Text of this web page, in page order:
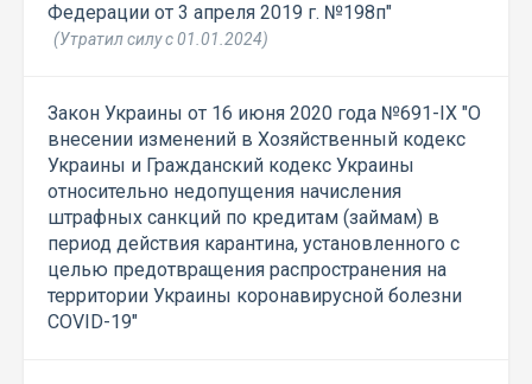
Федерации от 3 апреля 2019 г. №198п"
(Утратил силу с 01.01.2024)
Закон Украины от 16 июня 2020 года №691-IX "О
внесении изменений в Хозяйственный кодекс
Украины и Гражданский кодекс Украины
относительно недопущения начисления
штрафных санкций по кредитам (займам) в
период действия карантина, установленного с
целью предотвращения распространения на
территории Украины коронавирусной болезни
COVID-19"